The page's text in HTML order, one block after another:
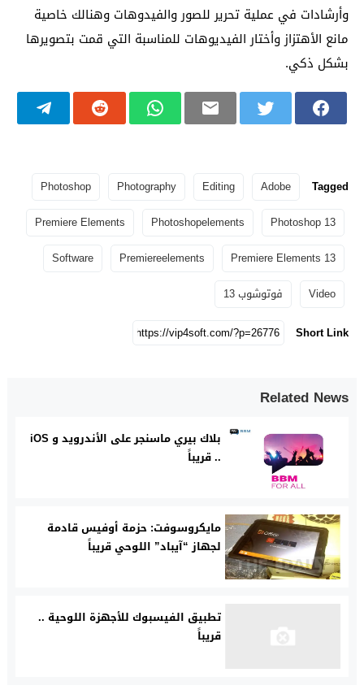
وأرشادات في عملية تحرير للصور والفيدوهات وهنالك خاصية
مانع الأهتزاز وأختار الفيديوهات للمناسبة التي قمت بتصويرها
بشكل ذكي.
Tagged
Adobe
Editing
Photography
Photoshop
Photoshop 13
Photoshopelements
Premiere Elements
Premiere Elements 13
Premiereelements
Software
Video
فوتوشوب 13
Short Link
Related News
بلاك بيري ماسنجر على الأندرويد و iOS
.. قريباً
مايكروسوفت: حزمة أوفيس قادمة
لجهاز “آيباد” اللوحي قريباً
تطبيق الفيسبوك للأجهزة اللوحية ..
قريباً